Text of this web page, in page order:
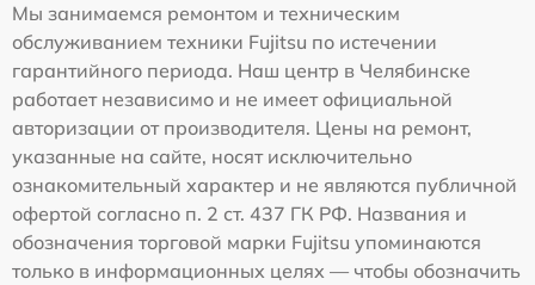
Мы занимаемся ремонтом и техническим
обслуживанием техники Fujitsu по истечении
гарантийного периода. Наш центр в Челябинске
работает независимо и не имеет официальной
авторизации от производителя. Цены на ремонт,
указанные на сайте, носят исключительно
ознакомительный характер и не являются публичной
офертой согласно п. 2 ст. 437 ГК РФ. Названия и
обозначения торговой марки Fujitsu упоминаются
только в информационных целях — чтобы обозначить